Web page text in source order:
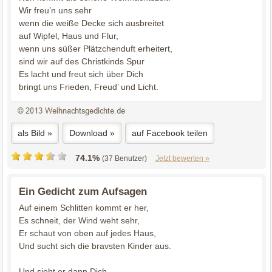
Wir freu’n uns sehr
wenn die weiße Decke sich ausbreitet
auf Wipfel, Haus und Flur,
wenn uns süßer Plätzchenduft erheitert,
sind wir auf des Christkinds Spur
Es lacht und freut sich über Dich
bringt uns Frieden, Freud’ und Licht.
als Bild » Download » auf Facebook teilen
74.1% (37 Benutzer) Jetzt bewerten »
Ein Gedicht zum Aufsagen
Auf einem Schlitten kommt er her,
Es schneit, der Wind weht sehr,
Er schaut von oben auf jedes Haus,
Und sucht sich die bravsten Kinder aus.